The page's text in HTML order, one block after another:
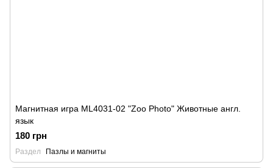
Магнитная игра ML4031-02 "Zoo Рhoto" Животные англ.
язык
180 грн
Раздел Пазлы и магниты